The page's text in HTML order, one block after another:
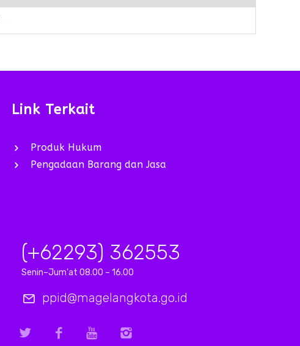
Link Terkait
Produk Hukum
Pengadaan Barang dan Jasa
(+62293) 362553
Senin–Jum'at 08.00 – 16.00
ppid@magelangkota.go.id